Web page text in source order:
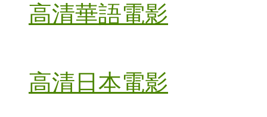
高清華語電影
高清日本電影